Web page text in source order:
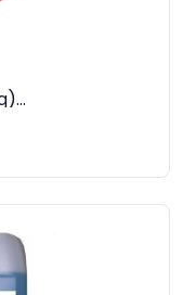
Yaxalayın
Tam